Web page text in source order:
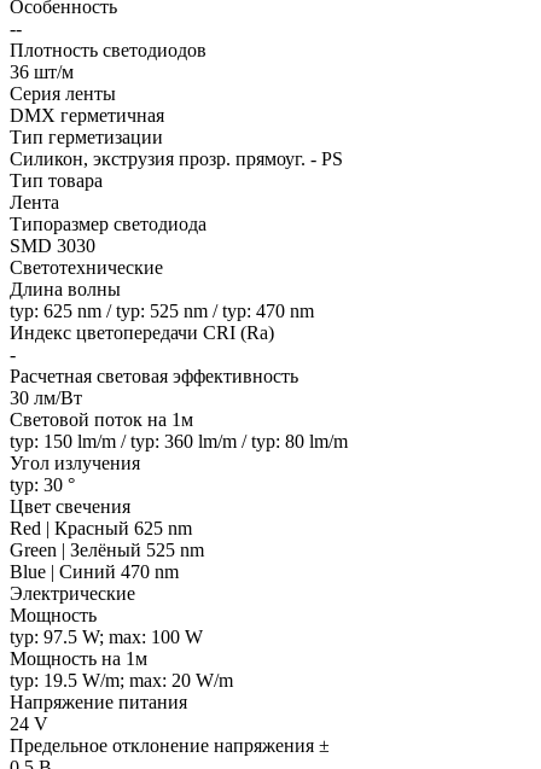
Особенность
--
Плотность светодиодов
36 шт/м
Серия ленты
DMX герметичная
Тип герметизации
Силикон, экструзия прозр. прямоуг. - PS
Тип товара
Лента
Типоразмер светодиода
SMD 3030
Светотехнические
Длина волны
typ: 625 nm / typ: 525 nm / typ: 470 nm
Индекс цветопередачи CRI (Ra)
-
Расчетная световая эффективность
30 лм/Вт
Световой поток на 1м
typ: 150 lm/m / typ: 360 lm/m / typ: 80 lm/m
Угол излучения
typ: 30 °
Цвет свечения
Red | Красный 625 nm
Green | Зелёный 525 nm
Blue | Синий 470 nm
Электрические
Мощность
typ: 97.5 W; max: 100 W
Мощность на 1м
typ: 19.5 W/m; max: 20 W/m
Напряжение питания
24 V
Предельное отклонение напряжения ±